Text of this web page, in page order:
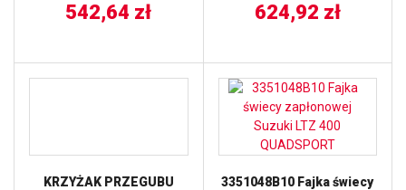
542,64 zł 624,92 zł
KRZYŻAK PRZEGUBU
3351048B10 Fajka świecy